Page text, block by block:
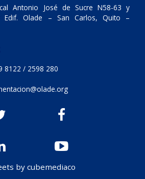
Antonio José de Sucre N58-63 y
Edif. Olade – San Carlos, Quito –
8122 / 2598 280
by cubemediaco